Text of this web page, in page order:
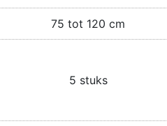
75 tot 120 cm
5 stuks